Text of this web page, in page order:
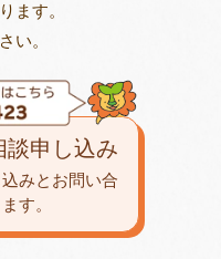
ます。
い。
談申し込み
みとお問い合
す。